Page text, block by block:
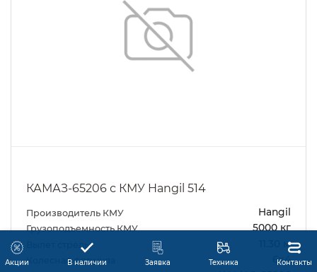
КАМАЗ-65206 с КМУ Hangil 514
Производитель КМУ Hangil
Грузоподъемность КМУ 5000 кг
Вылет стрелы 11.30 м
Колесная формула 6х4
Акции В наличии Заявка Техника Контакты